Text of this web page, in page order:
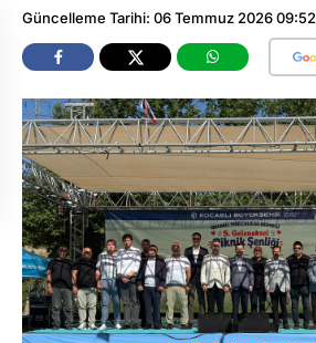
Güncelleme Tarihi: 06 Temmuz 2026 09:52